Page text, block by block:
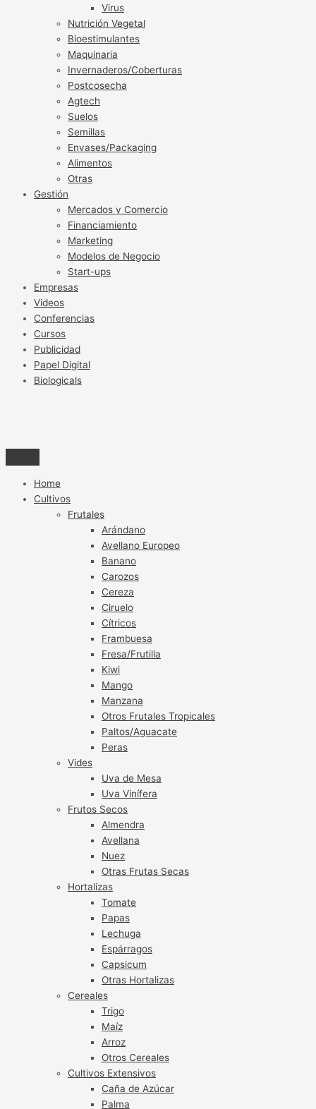
Virus
Nutrición Vegetal
Bioestimulantes
Maquinaria
Invernaderos/Coberturas
Postcosecha
Agtech
Suelos
Semillas
Envases/Packaging
Alimentos
Otras
Gestión
Mercados y Comercio
Financiamiento
Marketing
Modelos de Negocio
Start-ups
Empresas
Videos
Conferencias
Cursos
Publicidad
Papel Digital
Biologicals
Home
Cultivos
Frutales
Arándano
Avellano Europeo
Banano
Carozos
Cereza
Ciruelo
Cítricos
Frambuesa
Fresa/Frutilla
Kiwi
Mango
Manzana
Otros Frutales Tropicales
Paltos/Aguacate
Peras
Vides
Uva de Mesa
Uva Vinífera
Frutos Secos
Almendra
Avellana
Nuez
Otras Frutas Secas
Hortalizas
Tomate
Papas
Lechuga
Espárragos
Capsicum
Otras Hortalizas
Cereales
Trigo
Maíz
Arroz
Otros Cereales
Cultivos Extensivos
Caña de Azúcar
Palma